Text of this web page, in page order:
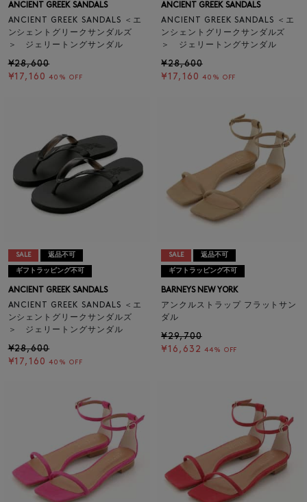
ANCIENT GREEK SANDALS
ANCIENT GREEK SANDALS ＜エ
ンシェントグリークサンダルズ
＞ ジェリートングサンダル
¥28,600
¥17,160 40% OFF
ANCIENT GREEK SANDALS
ANCIENT GREEK SANDALS ＜エ
ンシェントグリークサンダルズ
＞ ジェリートングサンダル
¥28,600
¥17,160 40% OFF
SALE 返品不可
ギフトラッピング不可
ANCIENT GREEK SANDALS
ANCIENT GREEK SANDALS ＜エ
ンシェントグリークサンダルズ
＞ ジェリートングサンダル
¥28,600
¥17,160 40% OFF
SALE 返品不可
ギフトラッピング不可
BARNEYS NEW YORK
アンクルストラップ フラットサン
ダル
¥29,700
¥16,632 44% OFF